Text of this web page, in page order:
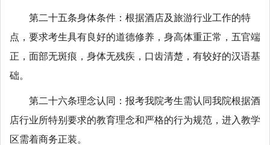
第二十五条身体条件：根据酒店及旅游行业工作的特
点，要求考生具有良好的道德修养，身高体重正常，五官端
正，面部无斑痕，身体无残疾，口齿清楚，有较好的汉语基
础。
第二十六条理念认同：报考我院考生需认同我院根据酒
店行业所特别要求的教育理念和严格的行为规范，进入教学
区需着商务正装。